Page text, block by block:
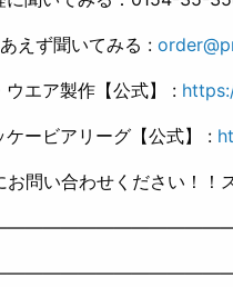
えず聞いてみる :
エア製作【公式】 :
ービアリーグ【公式】 :
お問い合わせください！